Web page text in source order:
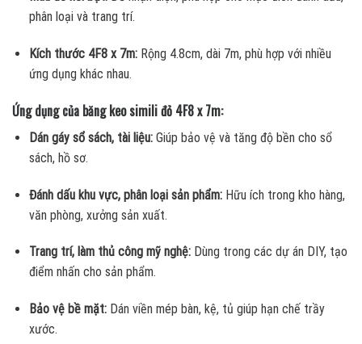
phân loại và trang trí.
Kích thước 4F8 x 7m:Rộng 4.8cm, dài 7m, phù hợp với nhiều
ứng dụng khác nhau.
Ứng dụng của băng keo simili đỏ 4F8 x 7m:
Dán gáy sổ sách, tài liệu:Giúp bảo vệ và tăng độ bền cho sổ
sách, hồ sơ.
Đánh dấu khu vực, phân loại sản phẩm:Hữu ích trong kho hàng,
văn phòng, xưởng sản xuất.
Trang trí, làm thủ công mỹ nghệ:Dùng trong các dự án DIY, tạo
điểm nhấn cho sản phẩm.
Bảo vệ bề mặt:Dán viền mép bàn, kệ, tủ giúp hạn chế trầy
xước.